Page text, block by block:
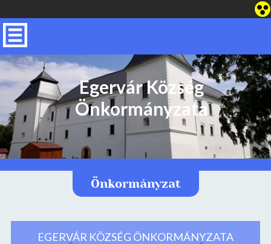
Egervár Község
Önkormányzata
Önkormányzat
EGERVÁR KÖZSÉG ÖNKORMÁNYZATA